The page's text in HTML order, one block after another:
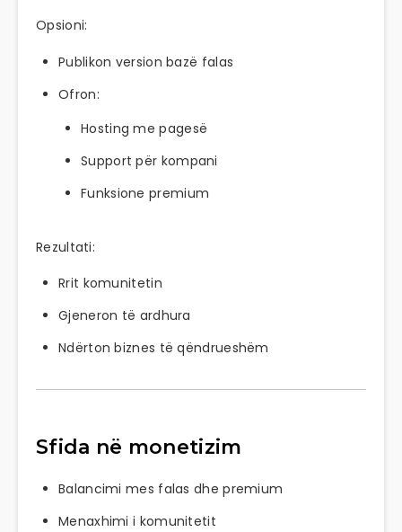
Opsioni:
Publikon version bazë falas
Ofron:
Hosting me pagesë
Support për kompani
Funksione premium
Rezultati:
Rrit komunitetin
Gjeneron të ardhura
Ndërton biznes të qëndrueshëm
Sfida në monetizim
Balancimi mes falas dhe premium
Menaxhimi i komunitetit